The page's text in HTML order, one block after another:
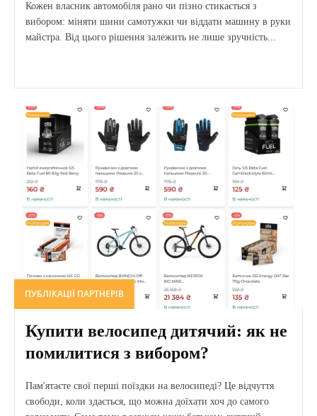
Кожен власник автомобіля рано чи пізно стикається з
вибором: міняти шини самотужки чи віддати машину в руки
майстра. Від цього рішення залежить не лише зручність...
ПУБЛІКАЦІЇ ПАРТНЕРІВ
Купити велосипед дитячий: як не
помилитися з вибором?
Пам'ятаєте свої перші поїздки на велосипеді? Це відчуття
свободи, коли здається, що можна доїхати хоч до самого